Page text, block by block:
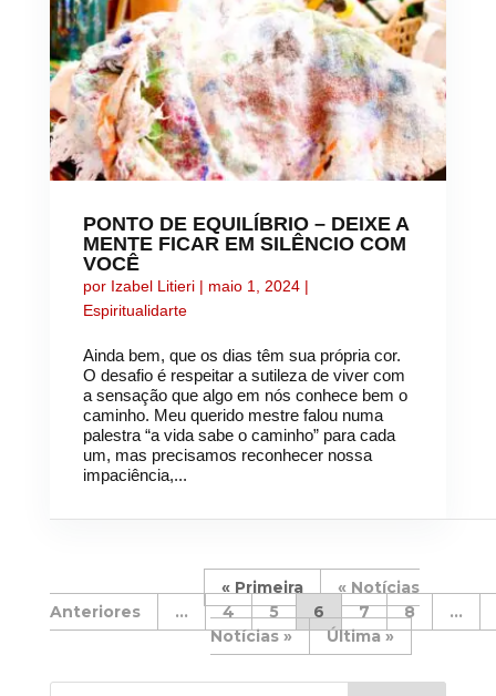
PONTO DE EQUILÍBRIO – DEIXE A
MENTE FICAR EM SILÊNCIO COM
VOCÊ
por Izabel Litieri| maio 1, 2024|
Espiritualidarte
Ainda bem, que os dias têm sua própria cor.
O desafio é respeitar a sutileza de viver com
a sensação que algo em nós conhece bem o
caminho. Meu querido mestre falou numa
palestra “a vida sabe o caminho” para cada
um, mas precisamos reconhecer nossa
impaciência,...
« Primeira
«
...
4 5 6 7 8
...
»
Última »